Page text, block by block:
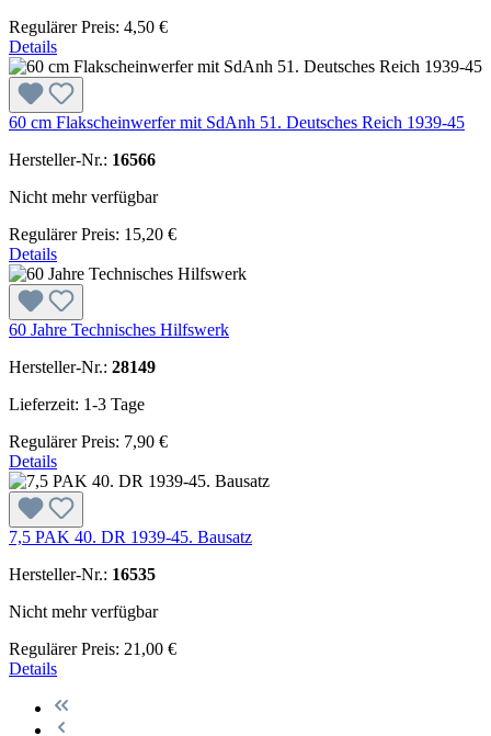
Regulärer Preis: 4,50 €
Details
60 cm Flakscheinwerfer mit SdAnh 51. Deutsches Reich 1939-45
Hersteller-Nr.: 16566
Nicht mehr verfügbar
Regulärer Preis: 15,20 €
Details
60 Jahre Technisches Hilfswerk
Hersteller-Nr.: 28149
Lieferzeit: 1-3 Tage
Regulärer Preis: 7,90 €
Details
7,5 PAK 40. DR 1939-45. Bausatz
Hersteller-Nr.: 16535
Nicht mehr verfügbar
Regulärer Preis: 21,00 €
Details